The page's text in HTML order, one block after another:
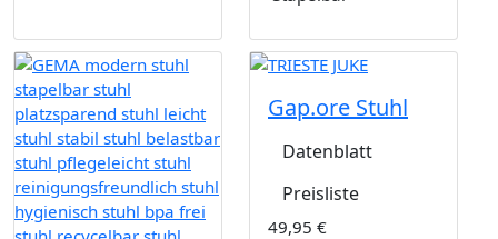
Gap.ore Stuhl
Datenblatt
Preisliste
49,95 €